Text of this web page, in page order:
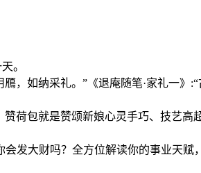
。
如纳采礼。”《退庵随笔·家礼一》:“
荷包就是赞颂新娘心灵手巧、技艺高
发大财吗？全方位解读你的事业天赋